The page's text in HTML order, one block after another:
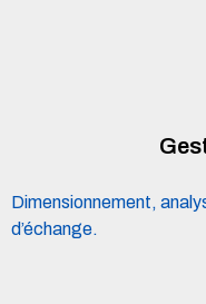
Dimensionnement,
d’échange.